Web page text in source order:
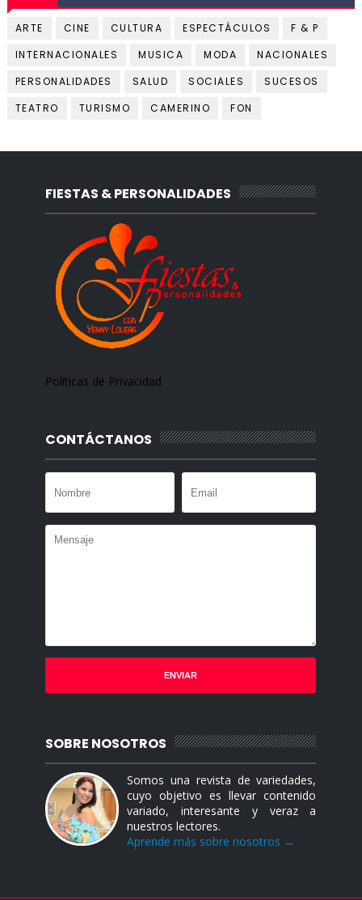
ARTE CINE CULTURA ESPECTÁCULOS
F & P
INTERNACIONALES
MUSICA MODA
NACIONALES
PERSONALIDADES
SALUD SOCIALES
SUCESOS
TEATRO
TURISMO CAMERINO FON
FIESTAS & PERSONALIDADES
Políticas de Privacidad
CONTÁCTANOS
SOBRE NOSOTROS
Somos una revista de variedades,
cuyo objetivo es llevar contenido
variado, interesante y veraz a
nuestros lectores.
Aprende más sobre nosotros →